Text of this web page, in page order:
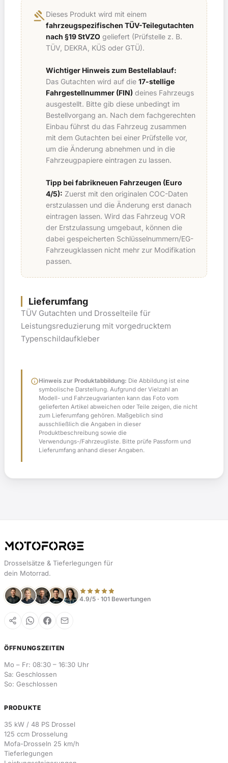
gavel Dieses Produkt wird mit einem
fahrzeugspezifischen TÜV-Teilegutachten
nach §19 StVZO geliefert (Prüfstelle z. B.
TÜV, DEKRA, KÜS oder GTÜ).
Wichtiger Hinweis zum Bestellablauf:
Das Gutachten wird auf die 17-stellige
Fahrgestellnummer (FIN) deines Fahrzeugs
ausgestellt. Bitte gib diese unbedingt im
Bestellvorgang an. Nach dem fachgerechten
Einbau führst du das Fahrzeug zusammen
mit dem Gutachten bei einer Prüfstelle vor,
um die Änderung abnehmen und in die
Fahrzeugpapiere eintragen zu lassen.
Tipp bei fabrikneuen Fahrzeugen (Euro
4/5): Zuerst mit den originalen COC-Daten
erstzulassen und die Änderung erst danach
eintragen lassen. Wird das Fahrzeug VOR
der Erstzulassung umgebaut, können die
dabei gespeicherten Schlüsselnummern/EG-
Fahrzeugklassen nicht mehr zur Modifikation
passen.
Lieferumfang
TÜV Gutachten und Drosselteile für
Leistungsreduzierung mit vorgedrucktem
Typenschildaufkleber
infoHinweis zur Produktabbildung: Die Abbildung ist eine
symbolische Darstellung. Aufgrund der Vielzahl an
Modell- und Fahrzeugvarianten kann das Foto vom
gelieferten Artikel abweichen oder Teile zeigen, die nicht
zum Lieferumfang gehören. Maßgeblich sind
ausschließlich die Angaben in dieser
Produktbeschreibung sowie die
Verwendungs-/Fahrzeugliste. Bitte prüfe Passform und
Lieferumfang anhand dieser Angaben.
Drosselsätze & Tieferlegungen für
dein Motorrad.
4.9/5 · 101 Bewertungen
ÖFFNUNGSZEITEN
Mo – Fr: 08:30 – 16:30 Uhr
Sa: Geschlossen
So: Geschlossen
PRODUKTE
35 kW / 48 PS Drossel
125 ccm Drosselung
Mofa-Drosseln 25 km/h
Tieferlegungen